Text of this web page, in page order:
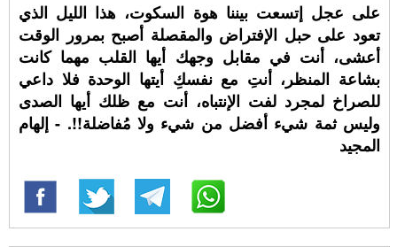
على عجل إتسعت بيننا هوة السكوت، هذا الليل الذي
تعود على حبل الإفتراض والمقصلة أصبح بمرور الوقت
أعشى، أنت في مقابل وجهك أيها القلب مهما كانت
بشاعة المنظر، أنتِ مع نفسكِ أيتها الوحدة فلا داعي
للصراخ لمجرد لفت الإنتباه، أنت مع ظلك أيها الصدى
وليس ثمة شيء أفضل من شيء ولا مُفاضلة!!. - إلهام
المجيد